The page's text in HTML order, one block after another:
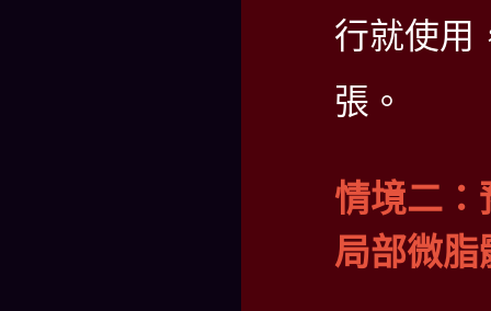
行就使用
張。
情境二：
局部微脂